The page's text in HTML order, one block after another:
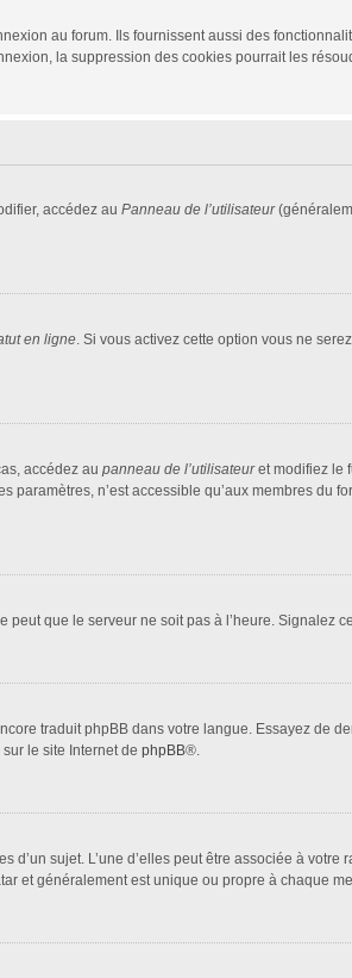
au forum. Ils fournissent aussi des
la suppression des cookies pourrait les
accédez au Panneau de l’utilisateur
en ligne. Si vous activez cette option vous ne
accédez au panneau de l’utilisateuret modifiez le
n’est accessible qu’aux membres du
que le serveur ne soit pas à l’heure. Signalez
traduit phpBB dans votre langue. Essayez de
le site Internet de phpBB®.
sujet. L’une d’elles peut être associée à
et généralement est unique ou propre à chaque